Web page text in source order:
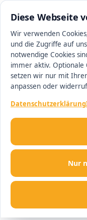
Diese Webseite
Wir verwenden
und die Zugriffe auf
notwendige Cookies
immer aktiv. Optionale
setzen wir nur mit
anpassen oder
Datenschutzerklärung
Nur